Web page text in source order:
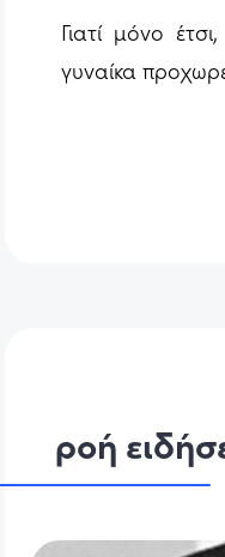
Γιατί μόνο
γυναίκα
ροή